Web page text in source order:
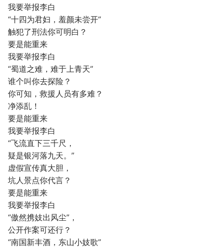
我要举报李白
“十四为君妇，羞颜未尝开”
触犯了刑法你可明白？
要是能重来
我要举报李白
“蜀道之难，难于上青天”
谁个叫你去探险？
你可知，救援人员有多难？
净添乱！
要是能重来
我要举报李白
“飞流直下三千尺，
疑是银河落九天。”
虚假宣传真大胆，
坑人景点你代言？
要是能重来
我要举报李白
“傲然携妓出风尘”，
公开作案可还行？
“南国新丰酒，东山小妓歌”